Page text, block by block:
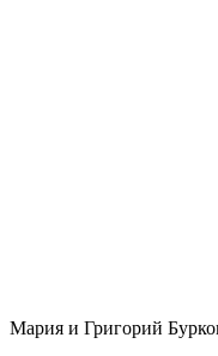
Мария и Григорий